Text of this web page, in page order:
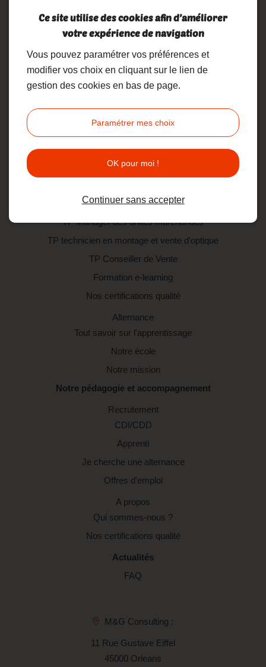
02 19 17 10 23
TP technicien en montage et vente d'optique
TP Manager des unités marchandes
Formation par apprentissage
TP Manager des unités marchandes
TP technicien en montage et vente d'optique
TP Conseiller de Vente
Formation e-learning
Nos certifications qualité
Alternance
Tout savoir sur l'apprentissage
Notre école
Notre mission
Notre pédagogie et accompagnement
Recrutement
CDI/CDD
Apprenti
Je cherche une alternance
Offres d'emploi
A propos
Qui sommes-nous ?
Nos certifications qualité
Actualités
FAQ
M&G Consulting :
11 Rue Gustave Eiffel
45000 Orleans
Ce site utilise des cookies afin d’améliorer
votre expérience de navigation
Vous pouvez paramétrer vos préférences et
modifier vos choix en cliquant sur le lien de
gestion des cookies en bas de page.
Paramétrer mes choix
OK pour moi !
Continuer sans accepter